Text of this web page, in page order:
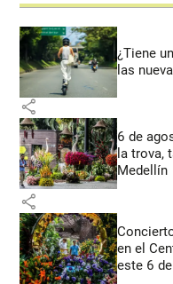
¿Tiene
las
share
6 de
la trova,
Medellín
share
en el
este 6